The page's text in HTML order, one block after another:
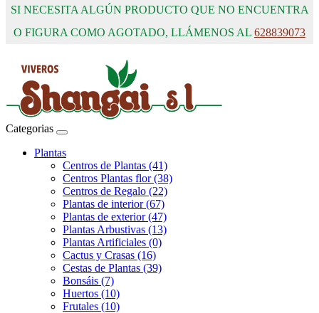
SI NECESITA ALGÚN PRODUCTO QUE NO ENCUENTRA
O FIGURA COMO AGOTADO, LLÁMENOS AL 628839073
Categorias
Plantas
Centros de Plantas (41)
Centros Plantas flor (38)
Centros de Regalo (22)
Plantas de interior (67)
Plantas de exterior (47)
Plantas Arbustivas (13)
Plantas Artificiales (0)
Cactus y Crasas (16)
Cestas de Plantas (39)
Bonsáis (7)
Huertos (10)
Frutales (10)